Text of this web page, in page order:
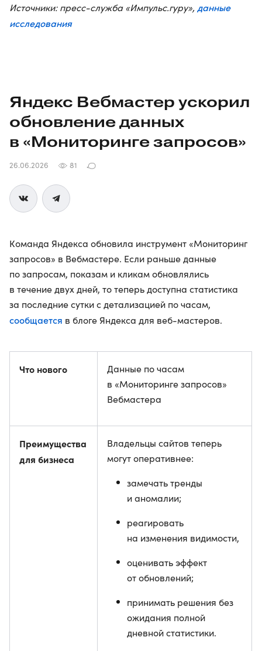
Источники: пресс-служба «Импульс.гуру», данные
исследования
Яндекс Вебмастер ускорил
обновление данных
в «Мониторинге запросов»
26.06.2026 81
Команда Яндекса обновила инструмент «Мониторинг
запросов» в Вебмастере. Если раньше данные
по запросам, показам и кликам обновлялись
в течение двух дней, то теперь доступна статистика
за последние сутки с детализацией по часам,
сообщается в блоге Яндекса для веб-мастеров.
Что нового
Данные по часам
в «Мониторинге запросов»
Вебмастера
Преимущества
для бизнеса
Владельцы сайтов теперь
могут оперативнее:
замечать тренды
и аномалии;
реагировать
на изменения видимости,
оценивать эффект
от обновлений;
принимать решения без
ожидания полной
дневной статистики.